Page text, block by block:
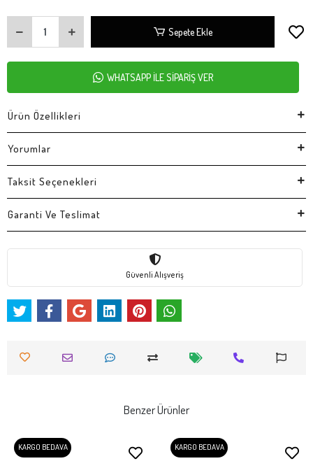
Sepete Ekle
WHATSAPP İLE SİPARİŞ VER
Ürün Özellikleri
Yorumlar
Taksit Seçenekleri
Garanti Ve Teslimat
Güvenli Alışveriş
Benzer Ürünler
KARGO BEDAVA KARGO BEDAVA